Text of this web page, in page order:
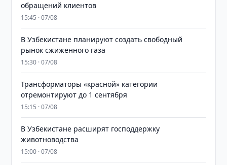
обращений клиентов
15:45 · 07/08
В Узбекистане планируют создать свободный
рынок сжиженного газа
15:30 · 07/08
Трансформаторы «красной» категории
отремонтируют до 1 сентября
15:15 · 07/08
В Узбекистане расширят господдержку
животноводства
15:00 · 07/08